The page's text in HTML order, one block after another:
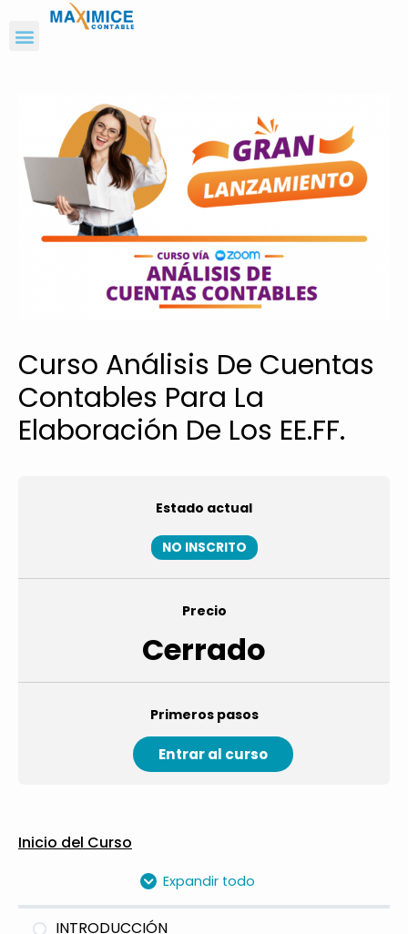
Curso Análisis De Cuentas
Contables Para La
Elaboración De Los EE.FF.
Estado actual
NO INSCRITO
Precio
Cerrado
Primeros pasos
Entrar al curso
Inicio del Curso
Expandir todo
INTRODUCCIÓN